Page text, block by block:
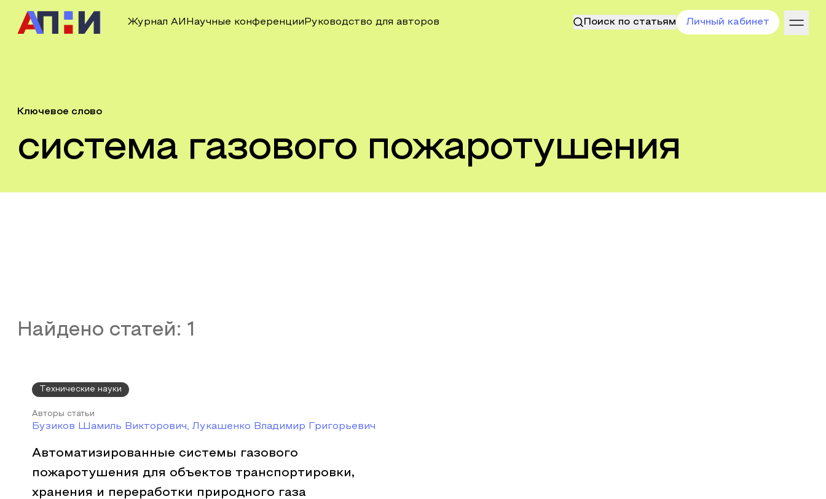
Журнал АИ Научные конференции Руководство для авторов Поиск по статьям Личный кабинет
Ключевое слово
система газового пожаротушения
Найдено статей: 1
Технические науки
Авторы статьи
Бузиков Шамиль Викторович, Лукашенко Владимир Григорьевич
Автоматизированные системы газового
пожаротушения для объектов транспортировки,
хранения и переработки природного газа